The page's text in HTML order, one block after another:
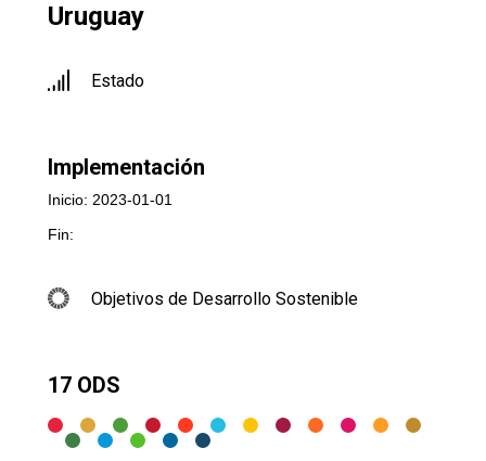
Uruguay
Estado
Implementación
Inicio: 2023-01-01
Fin:
Objetivos de Desarrollo Sostenible
17 ODS